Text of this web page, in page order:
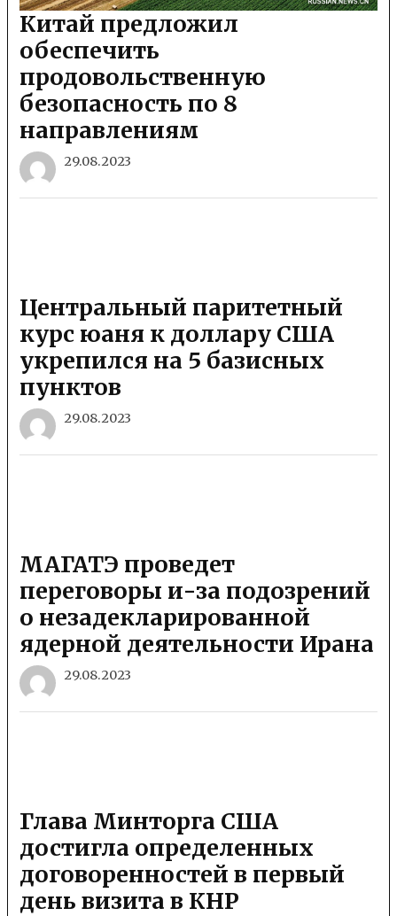
Китай предложил
обеспечить
продовольственную
безопасность по 8
направлениям
29.08.2023
Центральный паритетный
курс юаня к доллару США
укрепился на 5 базисных
пунктов
29.08.2023
МАГАТЭ проведет
переговоры и-за подозрений
о незадекларированной
ядерной деятельности Ирана
29.08.2023
Глава Минторга США
достигла определенных
договоренностей в первый
день визита в КНР